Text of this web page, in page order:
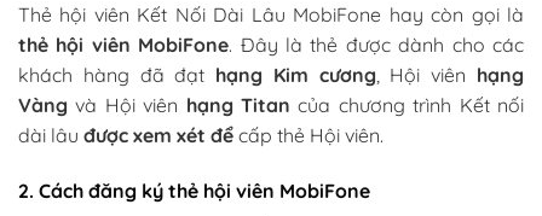
Thẻ hội viên Kết Nối Dài Lâu MobiFone hay còn gọi là
thẻ hội viên MobiFone. Đây là thẻ được dành cho các
khách hàng đã đạt hạng Kim cương , Hội viên hạng
Vàng và Hội viên hạng Titan của chương trình Kết nối
dài lâu được xem xét để cấp thẻ Hội viên.
2. Cách đăng ký thẻ hội viên MobiFone